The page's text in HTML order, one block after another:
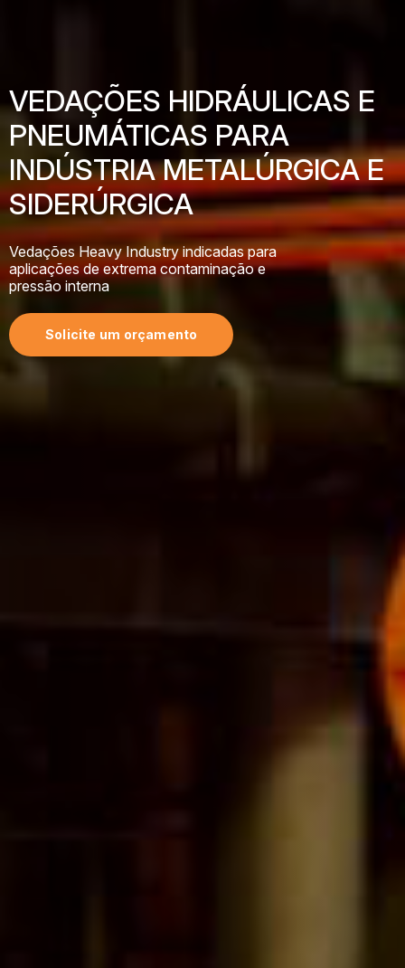
VEDAÇÕES HIDRÁULICAS E
PNEUMÁTICAS PARA
INDÚSTRIA METALÚRGICA E
SIDERÚRGICA
Vedações Heavy Industry indicadas para
aplicações de extrema contaminação e
pressão interna
Solicite um orçamento